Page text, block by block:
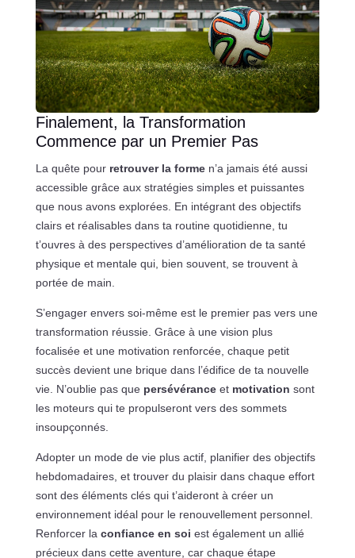
Finalement, la Transformation
Commence par un Premier Pas
La quête pour retrouver la formen’a jamais été aussi
accessible grâce aux stratégies simples et puissantes
que nous avons explorées. En intégrant des objectifs
clairs et réalisables dans ta routine quotidienne, tu
t’ouvres à des perspectives d’amélioration de ta santé
physique et mentale qui, bien souvent, se trouvent à
portée de main.
S’engager envers soi-même est le premier pas vers une
transformation réussie. Grâce à une vision plus
focalisée et une motivation renforcée, chaque petit
succès devient une brique dans l’édifice de ta nouvelle
vie. N’oublie pas que persévéranceet motivation sont
les moteurs qui te propulseront vers des sommets
insoupçonnés.
Adopter un mode de vie plus actif, planifier des objectifs
hebdomadaires, et trouver du plaisir dans chaque effort
sont des éléments clés qui t’aideront à créer un
environnement idéal pour le renouvellement personnel.
Renforcer la confiance en soi est également un allié
précieux dans cette aventure, car chaque étape